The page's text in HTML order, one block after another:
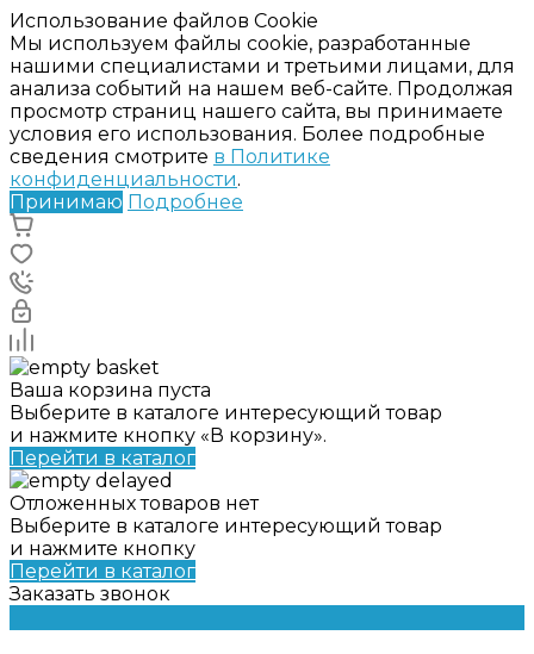
Использование файлов Cookie
Мы используем файлы cookie, разработанные
нашими специалистами и третьими лицами, для
анализа событий на нашем веб-сайте. Продолжая
просмотр страниц нашего сайта, вы принимаете
условия его использования. Более подробные
сведения смотрите в Политике
конфиденциальности.
Принимаю Подробнее
Ваша корзина пуста
Выберите в каталоге интересующий товар
и нажмите кнопку «В корзину».
Перейти в каталог
Отложенных товаров нет
Выберите в каталоге интересующий товар
и нажмите кнопку
Перейти в каталог
Заказать звонок